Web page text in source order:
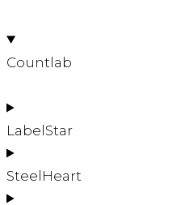
Countlab
LabelStar
SteelHeart